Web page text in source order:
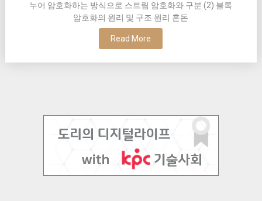
누어 암호화하는 방식으로 스트림 암호화와 구분 (2) 블록
암호화의 원리 및 구조 원리 혼돈
Read More